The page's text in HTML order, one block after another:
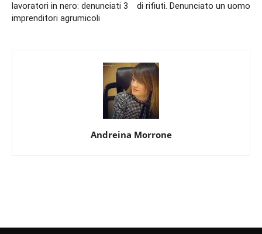
lavoratori in nero: denunciati 3
imprenditori agrumicoli
di rifiuti. Denunciato un uomo
Andreina Morrone